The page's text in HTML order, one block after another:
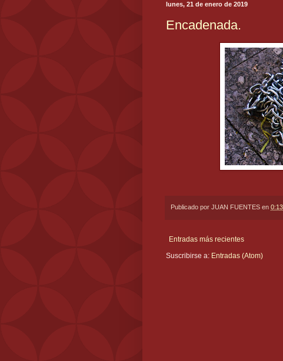
lunes, 21 de enero de 2019
Encadenada.
Publicado por JUAN FUENTES en 0:13
Entradas más recientes
Suscribirse a: Entradas (Atom)